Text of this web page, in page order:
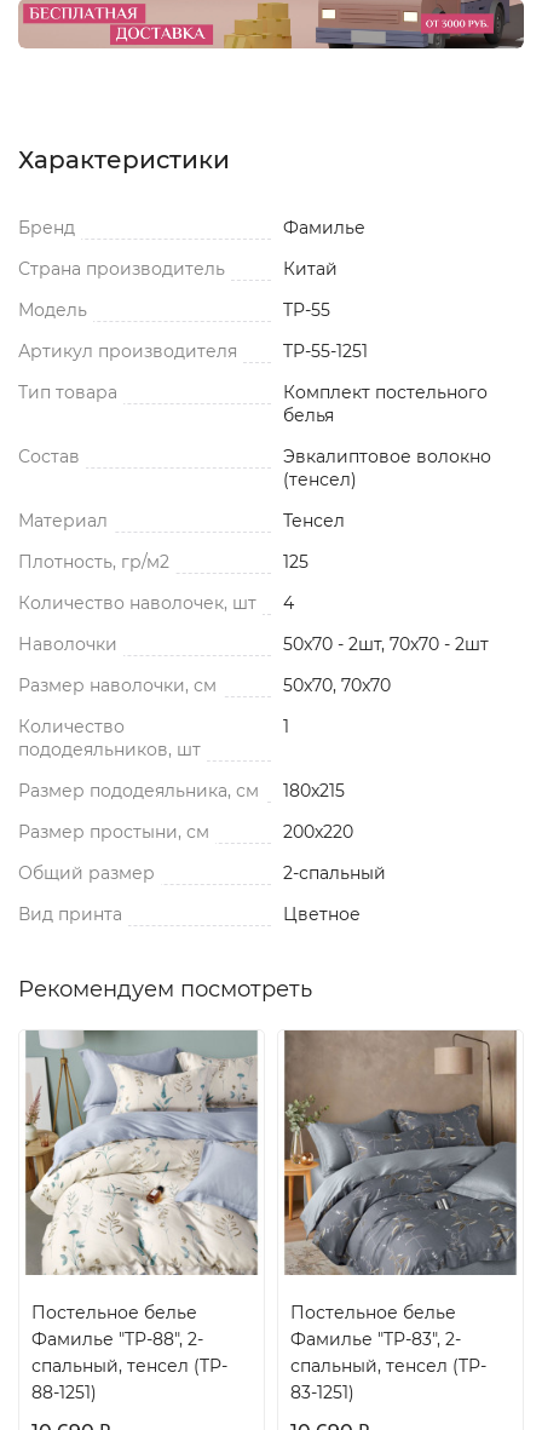
Характеристики
Бренд
Фамилье
Страна производитель
Китай
Модель
TP-55
Артикул производителя
TP-55-1251
Тип товара
Комплект постельного
белья
Состав
Эвкалиптовое волокно
(тенсел)
Материал
Тенсел
Плотность, гр/м2
125
Количество наволочек, шт
4
Наволочки
50x70 - 2шт, 70x70 - 2шт
Размер наволочки, см
50x70, 70x70
Количество
пододеяльников, шт
1
Размер пододеяльника, см
180x215
Размер простыни, см
200x220
Общий размер
2-спальный
Вид принта
Цветное
Рекомендуем посмотреть
Постельное белье
Фамилье "TP-88", 2-
спальный, тенсел (TP-
88-1251)
Постельное белье
Фамилье "TP-83", 2-
спальный, тенсел (TP-
83-1251)